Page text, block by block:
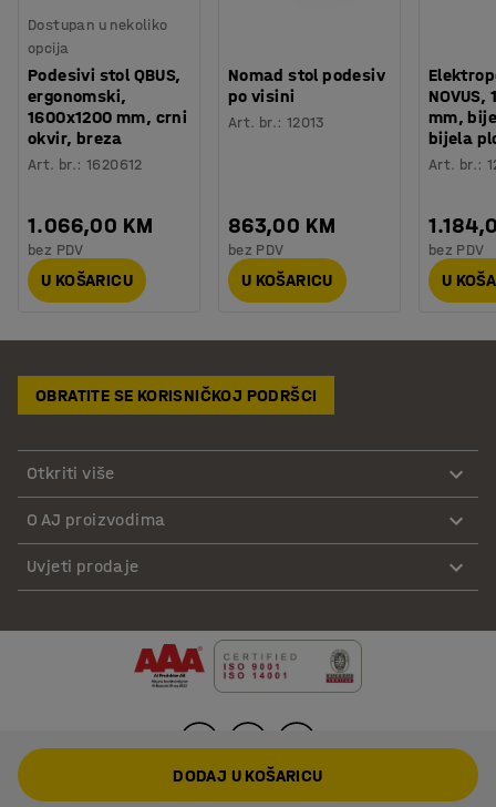
Dostupan u nekoliko
opcija
Podesivi stol QBUS,
ergonomski,
1600x1200 mm, crni
okvir, breza
Art. br.:1620612
1.066,00 KM
bez PDV
U KOŠARICU
Nomad stol podesiv
po visini
Art. br.: 12013
863,00 KM
bez PDV
U KOŠARICU
mm,
bijela
Art. br.:
bez PDV
U
OBRATITE SE KORISNIČKOJ PODRŠCI
Otkriti više
O AJ proizvodima
Uvjeti prodaje
DODAJ U KOŠARICU